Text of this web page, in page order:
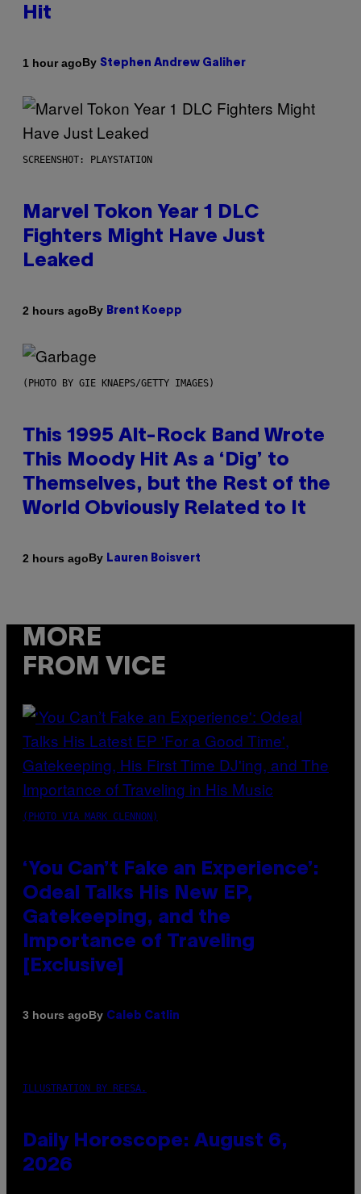
Hit
1 hour agoBy Stephen Andrew Galiher
SCREENSHOT: PLAYSTATION
Marvel Tokon Year 1 DLC
Fighters Might Have Just
Leaked
2 hours agoBy Brent Koepp
(PHOTO BY GIE KNAEPS/GETTY IMAGES)
This 1995 Alt-Rock Band Wrote
This Moody Hit As a ‘Dig’ to
Themselves, but the Rest of the
World Obviously Related to It
2 hours agoBy Lauren Boisvert
MORE
FROM VICE
(PHOTO VIA MARK CLENNON)
‘You Can’t Fake an Experience’:
Odeal Talks His New EP,
Gatekeeping, and the
Importance of Traveling
[Exclusive]
3 hours agoBy Caleb Catlin
ILLUSTRATION BY REESA.
Daily Horoscope: August 6,
2026